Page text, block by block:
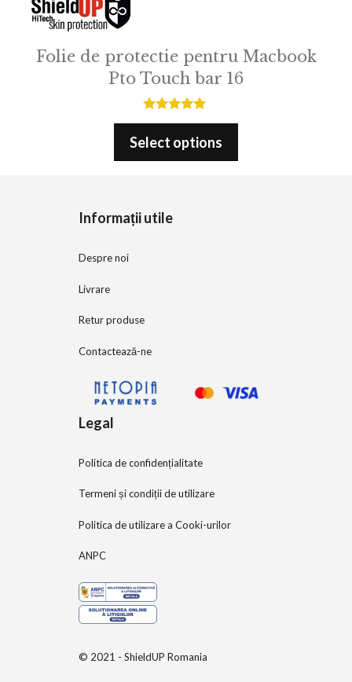
Folie de protectie pentru Macbook
Pto Touch bar 16
5.00
Select options
Informații utile
Despre noi
Livrare
Retur produse
Contactează-ne
Legal
Politica de confidențialitate
Termeni și condiții de utilizare
Politica de utilizare a Cooki-urilor
ANPC
© 2021 - ShieldUP Romania